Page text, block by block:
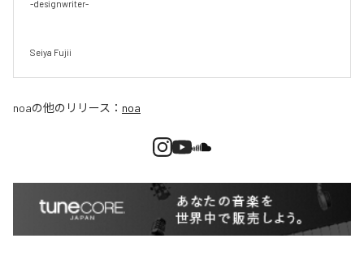
-designwriter-
Seiya Fujii
noaの他のリリース： noa